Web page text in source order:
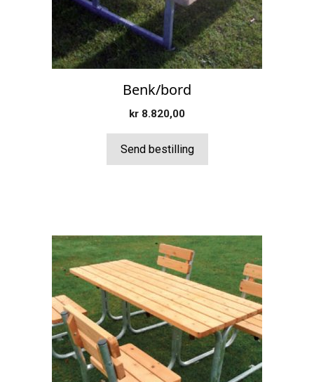
Benk/bord
kr 8.820,00
Send bestilling